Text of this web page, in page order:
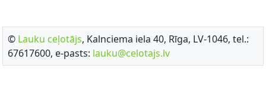
© Lauku ceļotājs, Kalnciema iela 40, Rīga, LV-1046, tel.:
67617600, e-pasts: lauku@celotajs.lv